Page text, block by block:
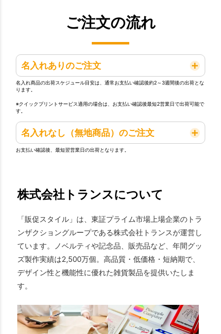
ご注文の流れ
名入れありのご注文
名入れ商品の出荷スケジュール目安は、通常お支払い確認後約2～3週間後の出荷とな
ります。
※クイックプリントサービス適用の場合は、お支払い確認後最短2営業日で出荷可能で
す。
名入れなし（無地商品）のご注文
お支払い確認後、最短翌営業日の出荷となります。
株式会社トランスについて
「販促スタイル」は、東証プライム市場上場企業のトラ
ンザクショングループである株式会社トランスが運営し
ています。ノベルティや記念品、販売品など、年間グッ
ズ製作実績は2,500万個。高品質・低価格・短納期で、
デザイン性と機能性に優れた雑貨製品を提供いたしま
す。